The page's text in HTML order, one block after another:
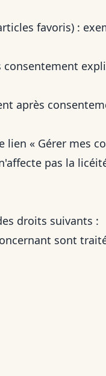
favoris) :
après
lien « Gérer mes
pas la
droits suivants :
sont